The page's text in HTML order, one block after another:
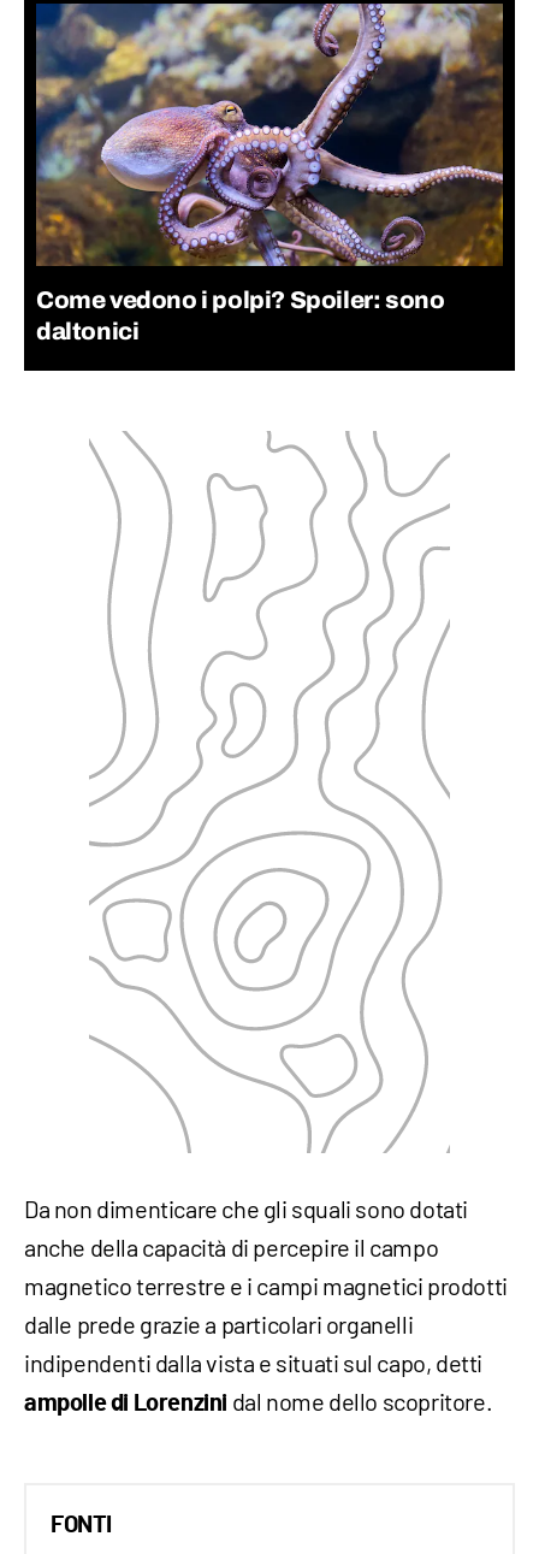
Come vedono i polpi? Spoiler: sono
daltonici
Da non dimenticare che gli squali sono dotati
anche della capacità di percepire il campo
magnetico terrestre e i campi magnetici prodotti
dalle prede grazie a particolari organelli
indipendenti dalla vista e situati sul capo, detti
ampolle di Lorenzini dal nome dello scopritore.
FONTI